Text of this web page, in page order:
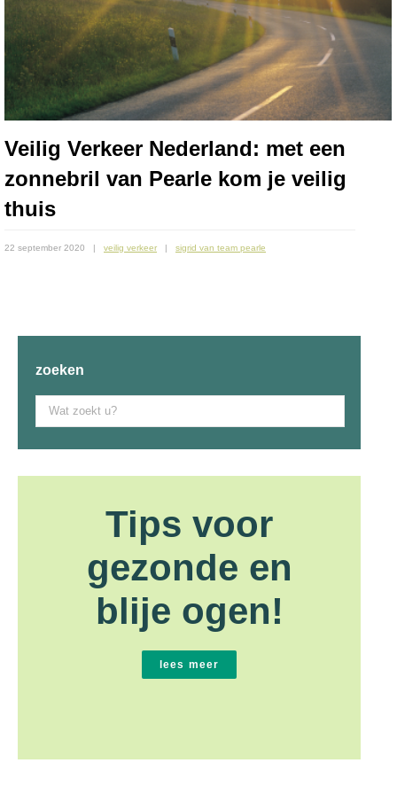
Veilig Verkeer Nederland: met een
zonnebril van Pearle kom je veilig
thuis
22 september 2020 veilig verkeer sigrid van team pearle
zoeken
Zoek
naar:
Tips voor
gezonde en
blije ogen!